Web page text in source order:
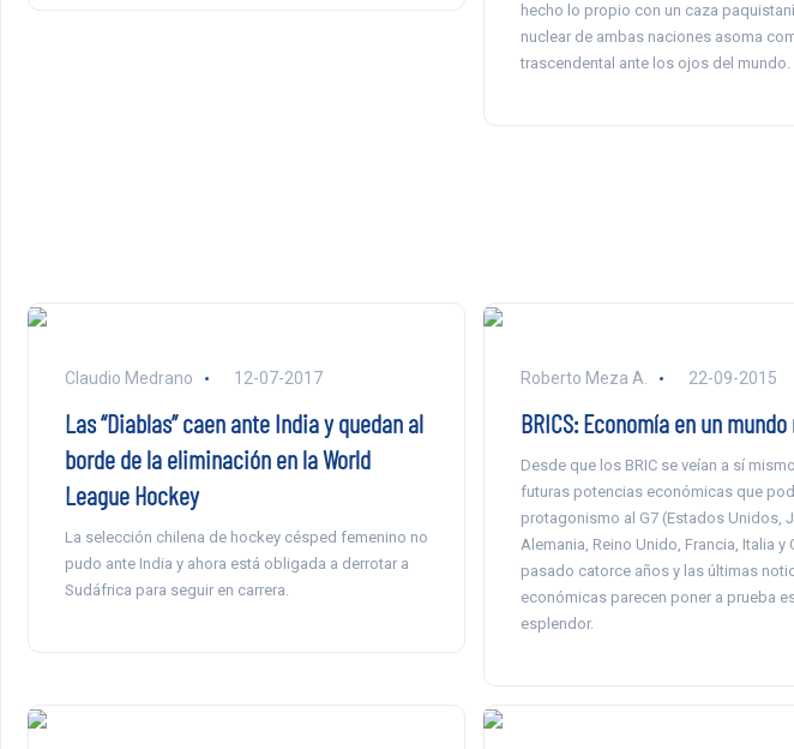
hecho lo propio con un caza
nuclear de ambas naciones asoma
trascendental ante los ojos del mundo.
Claudio Medrano 12-07-2017
Las “Diablas” caen ante India y quedan al
borde de la eliminación en la World
League Hockey
La selección chilena de hockey césped femenino no
pudo ante India y ahora está obligada a derrotar a
Sudáfrica para seguir en carrera.
Roberto Meza A. 22-09-2015
BRICS: Economía en un
Desde que los BRIC se veían a sí
futuras potencias económicas que
protagonismo al G7 (Estados Unidos,
Alemania, Reino Unido, Francia, Italia y
pasado catorce años y las últimas
económicas parecen poner a prueba
esplendor.